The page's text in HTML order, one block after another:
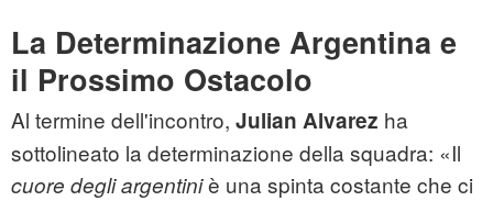
La Determinazione Argentina e
il Prossimo Ostacolo
Al termine dell'incontro, Julian Alvarez ha
sottolineato la determinazione della squadra: «Il
cuore degli argentiniè una spinta costante che ci